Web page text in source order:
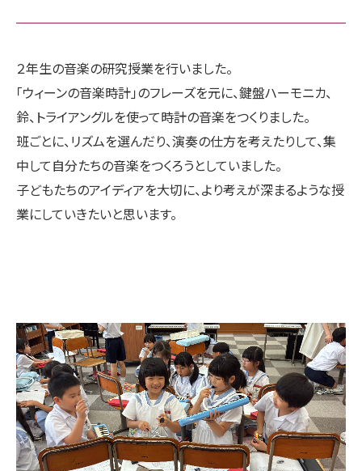
２年生の音楽の研究授業を行いました。
「ウィーンの音楽時計」のフレーズを元に、鍵盤ハーモニカ、
鈴、トライアングルを使って時計の音楽をつくりました。
班ごとに、リズムを選んだり、演奏の仕方を考えたりして、集
中して自分たちの音楽をつくろうとしていました。
子どもたちのアイディアを大切に、より考えが深まるような授
業にしていきたいと思います。